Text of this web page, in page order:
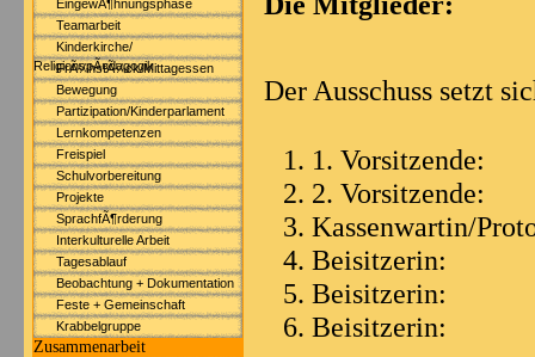
EingewÃ¶hnungsphase
Teamarbeit
Kinderkirche/
ReligionspÃ¤dagogik
FrÃ¼hstÃ¼ck/Mittagessen
Bewegung
Partizipation/Kinderparlament
Lernkompetenzen
Freispiel
Schulvorbereitung
Projekte
SprachfÃ¶rderung
Interkulturelle Arbeit
Tagesablauf
Beobachtung + Dokumentation
Feste + Gemeinschaft
Krabbelgruppe
Zusammenarbeit
Der Ausschuss setzt
1. Vorsitzende:
2. Vorsitzende:
Kassenwartin/
Beisitzerin:
Beisitzerin: